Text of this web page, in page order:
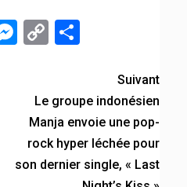
Messenger
Copy
Suivant
Le groupe indonésien
Manja envoie une pop-
rock hyper léchée pour
son dernier single, « Last